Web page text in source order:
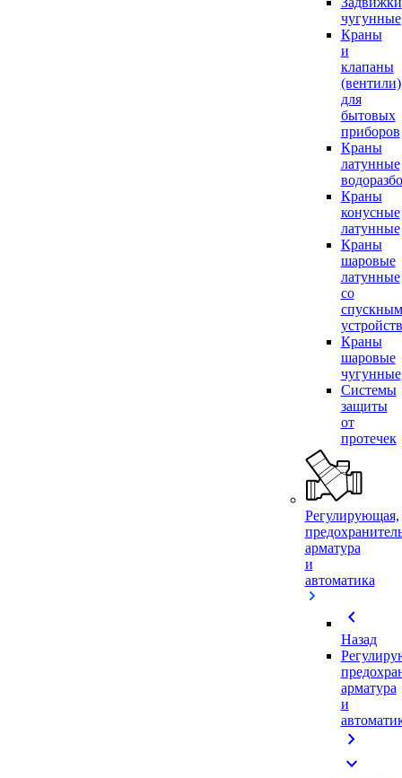
чугунные
Краны
и
клапаны
(вентили)
для
бытовых
приборов
Краны
латунные
Краны
конусные
латунные
Краны
шаровые
латунные
со
спускным
Краны
шаровые
чугунные
Системы
защиты
от
протечек
Регулирующая,
арматура
и
автоматика
chevron_left
Назад
арматура
и
chevron_right
expand_more